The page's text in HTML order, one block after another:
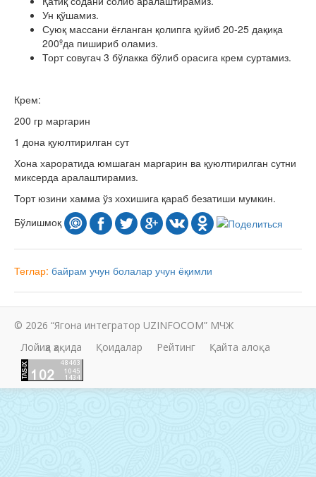
Ун қўшамиз.
Суюқ массани ёғланган қолипга қуйиб 20-25 дақиқа
200ºда пишириб оламиз.
Торт совугач 3 бўлакка бўлиб орасига крем суртамиз.
Крем:
200 гр маргарин
1 дона қуюлтирилган сут
Хона хароратида юмшаган маргарин ва қуюлтирилган сутни
миксерда аралаштирамиз.
Торт юзини хамма ўз хохишига қараб безатиши мумкин.
Бўлишмоқ
Теглар: байрам учун болалар учун ёқимли
© 2026 “Ягона интегратор UZINFOCOM” МЧЖ
Лойиҳа ҳақида
Қоидалар Рейтинг Қайта алоқа